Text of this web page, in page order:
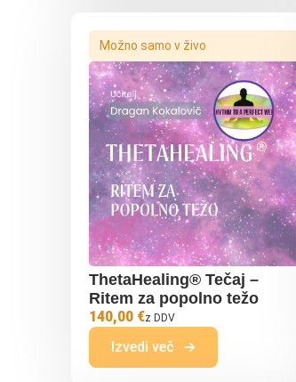
Možno samo v živo
ThetaHealing® Tečaj –
Ritem za popolno težo
140,00 €z DDV
Izvedi več